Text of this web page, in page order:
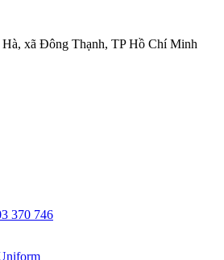
xã Đông Thạnh, TP Hồ Chí Minh
370 746